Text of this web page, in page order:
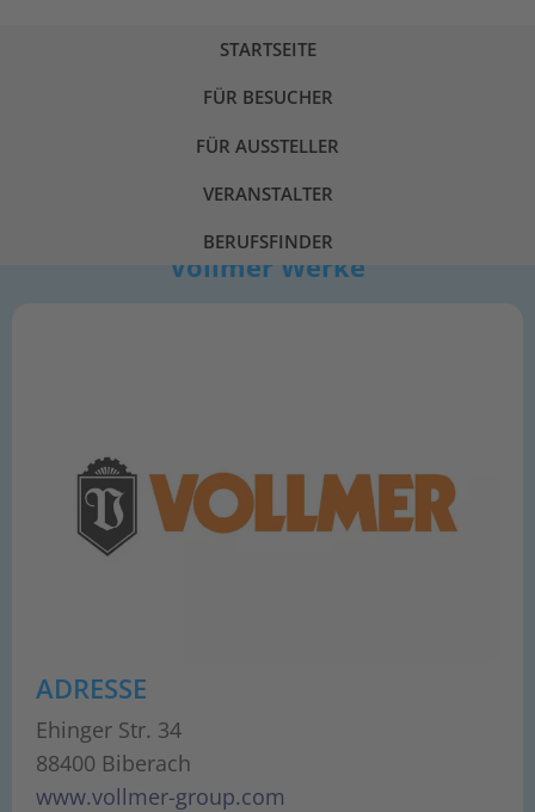
STARTSEITE
FÜR BESUCHER
IMPRESSIONEN
FÜR AUSSTELLER
VERANSTALTER
BERUFSFINDER
Vollmer Werke
ADRESSE
Ehinger Str. 34
88400 Biberach
www.vollmer-group.com